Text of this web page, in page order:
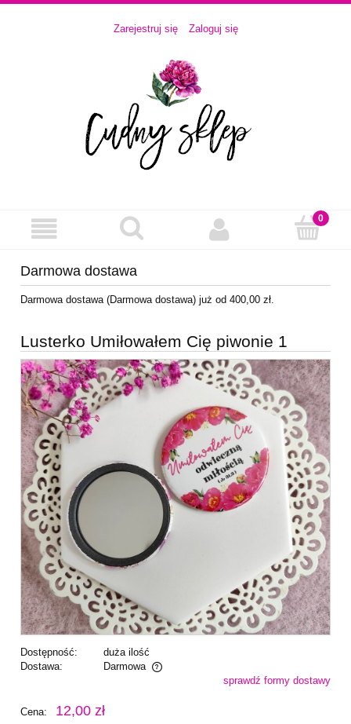
Zarejestruj się Zaloguj się
Darmowa dostawa
Darmowa dostawa (Darmowa dostawa) już od 400,00 zł.
Lusterko Umiłowałem Cię piwonie 1
Dostępność:
duża ilość
Dostawa:
Darmowa
Cena nie zawiera ewentualnych kosztów płatnościsprawdź formy dostawy
Cena: 12,00 zł